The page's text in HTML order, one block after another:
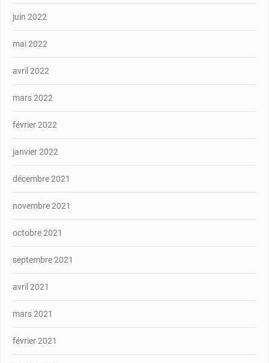
juin 2022
mai 2022
avril 2022
mars 2022
février 2022
janvier 2022
décembre 2021
novembre 2021
octobre 2021
septembre 2021
avril 2021
mars 2021
février 2021